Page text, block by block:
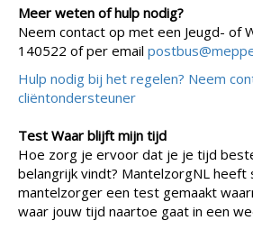
Meer weten of hulp nodig?
Neem contact op met een Jeugd- of
140522 of per email
Hulp nodig bij het regelen? Neem
cliëntondersteuner
Test Waar blijft mijn tijd
Hoe zorg je ervoor dat je je tijd
belangrijk vindt? MantelzorgNL heeft
mantelzorger een test gemaakt
waar jouw tijd naartoe gaat in een